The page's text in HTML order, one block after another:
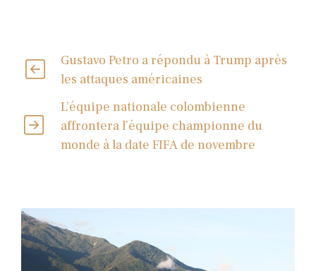
Gustavo Petro a répondu à Trump après
les attaques américaines
L’équipe nationale colombienne
affrontera l’équipe championne du
monde à la date FIFA de novembre